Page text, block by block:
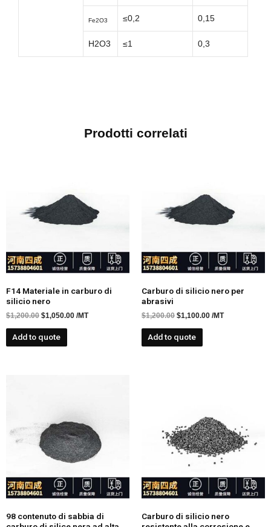
Fe2O3 ≤0,2 0,15
H2O3 ≤1 0,3
Prodotti correlati
F14 Materiale in carburo di
silicio nero
$1,200.00 $1,050.00 /MT
Add to quote
Carburo di silicio nero per
abrasivi
$1,200.00 $1,100.00 /MT
Add to quote
98 contenuto di sabbia di
Carburo di silicio nero